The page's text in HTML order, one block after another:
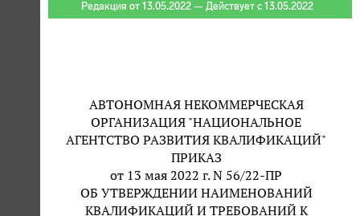
Редакция от 13.05.2022 — Действует с 13.05.2022
АВТОНОМНАЯ НЕКОММЕРЧЕСКАЯ
ОРГАНИЗАЦИЯ "НАЦИОНАЛЬНОЕ
АГЕНТСТВО РАЗВИТИЯ КВАЛИФИКАЦИЙ"
ПРИКАЗ
от 13 мая 2022 г. N 56/22-ПР
ОБ УТВЕРЖДЕНИИ НАИМЕНОВАНИЙ
КВАЛИФИКАЦИЙ И ТРЕБОВАНИЙ К